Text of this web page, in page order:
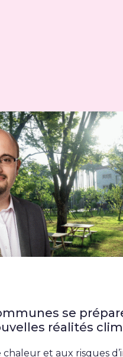
se
réalités
chaleur et aux risques